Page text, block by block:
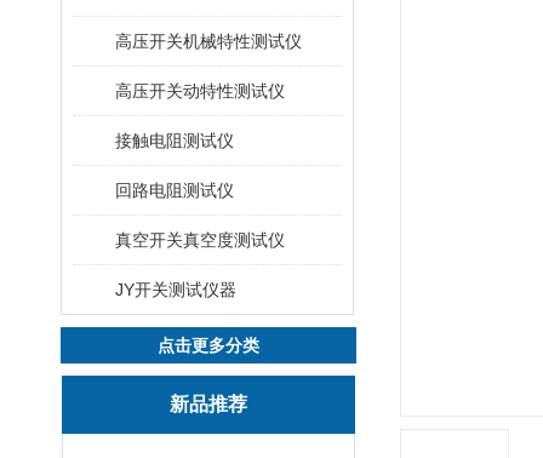
高压开关机械特性测试仪
高压开关动特性测试仪
接触电阻测试仪
回路电阻测试仪
真空开关真空度测试仪
JY开关测试仪器
点击更多分类
新品推荐